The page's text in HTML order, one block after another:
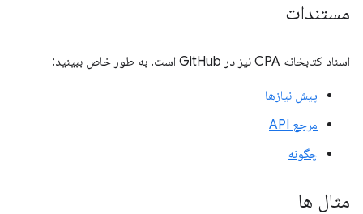
مستندات
اسناد کتابخانه CPA نیز در GitHub است. به طور خاص ببینید:
پیش نیازها
مرجع API
چگونه
مثال ها